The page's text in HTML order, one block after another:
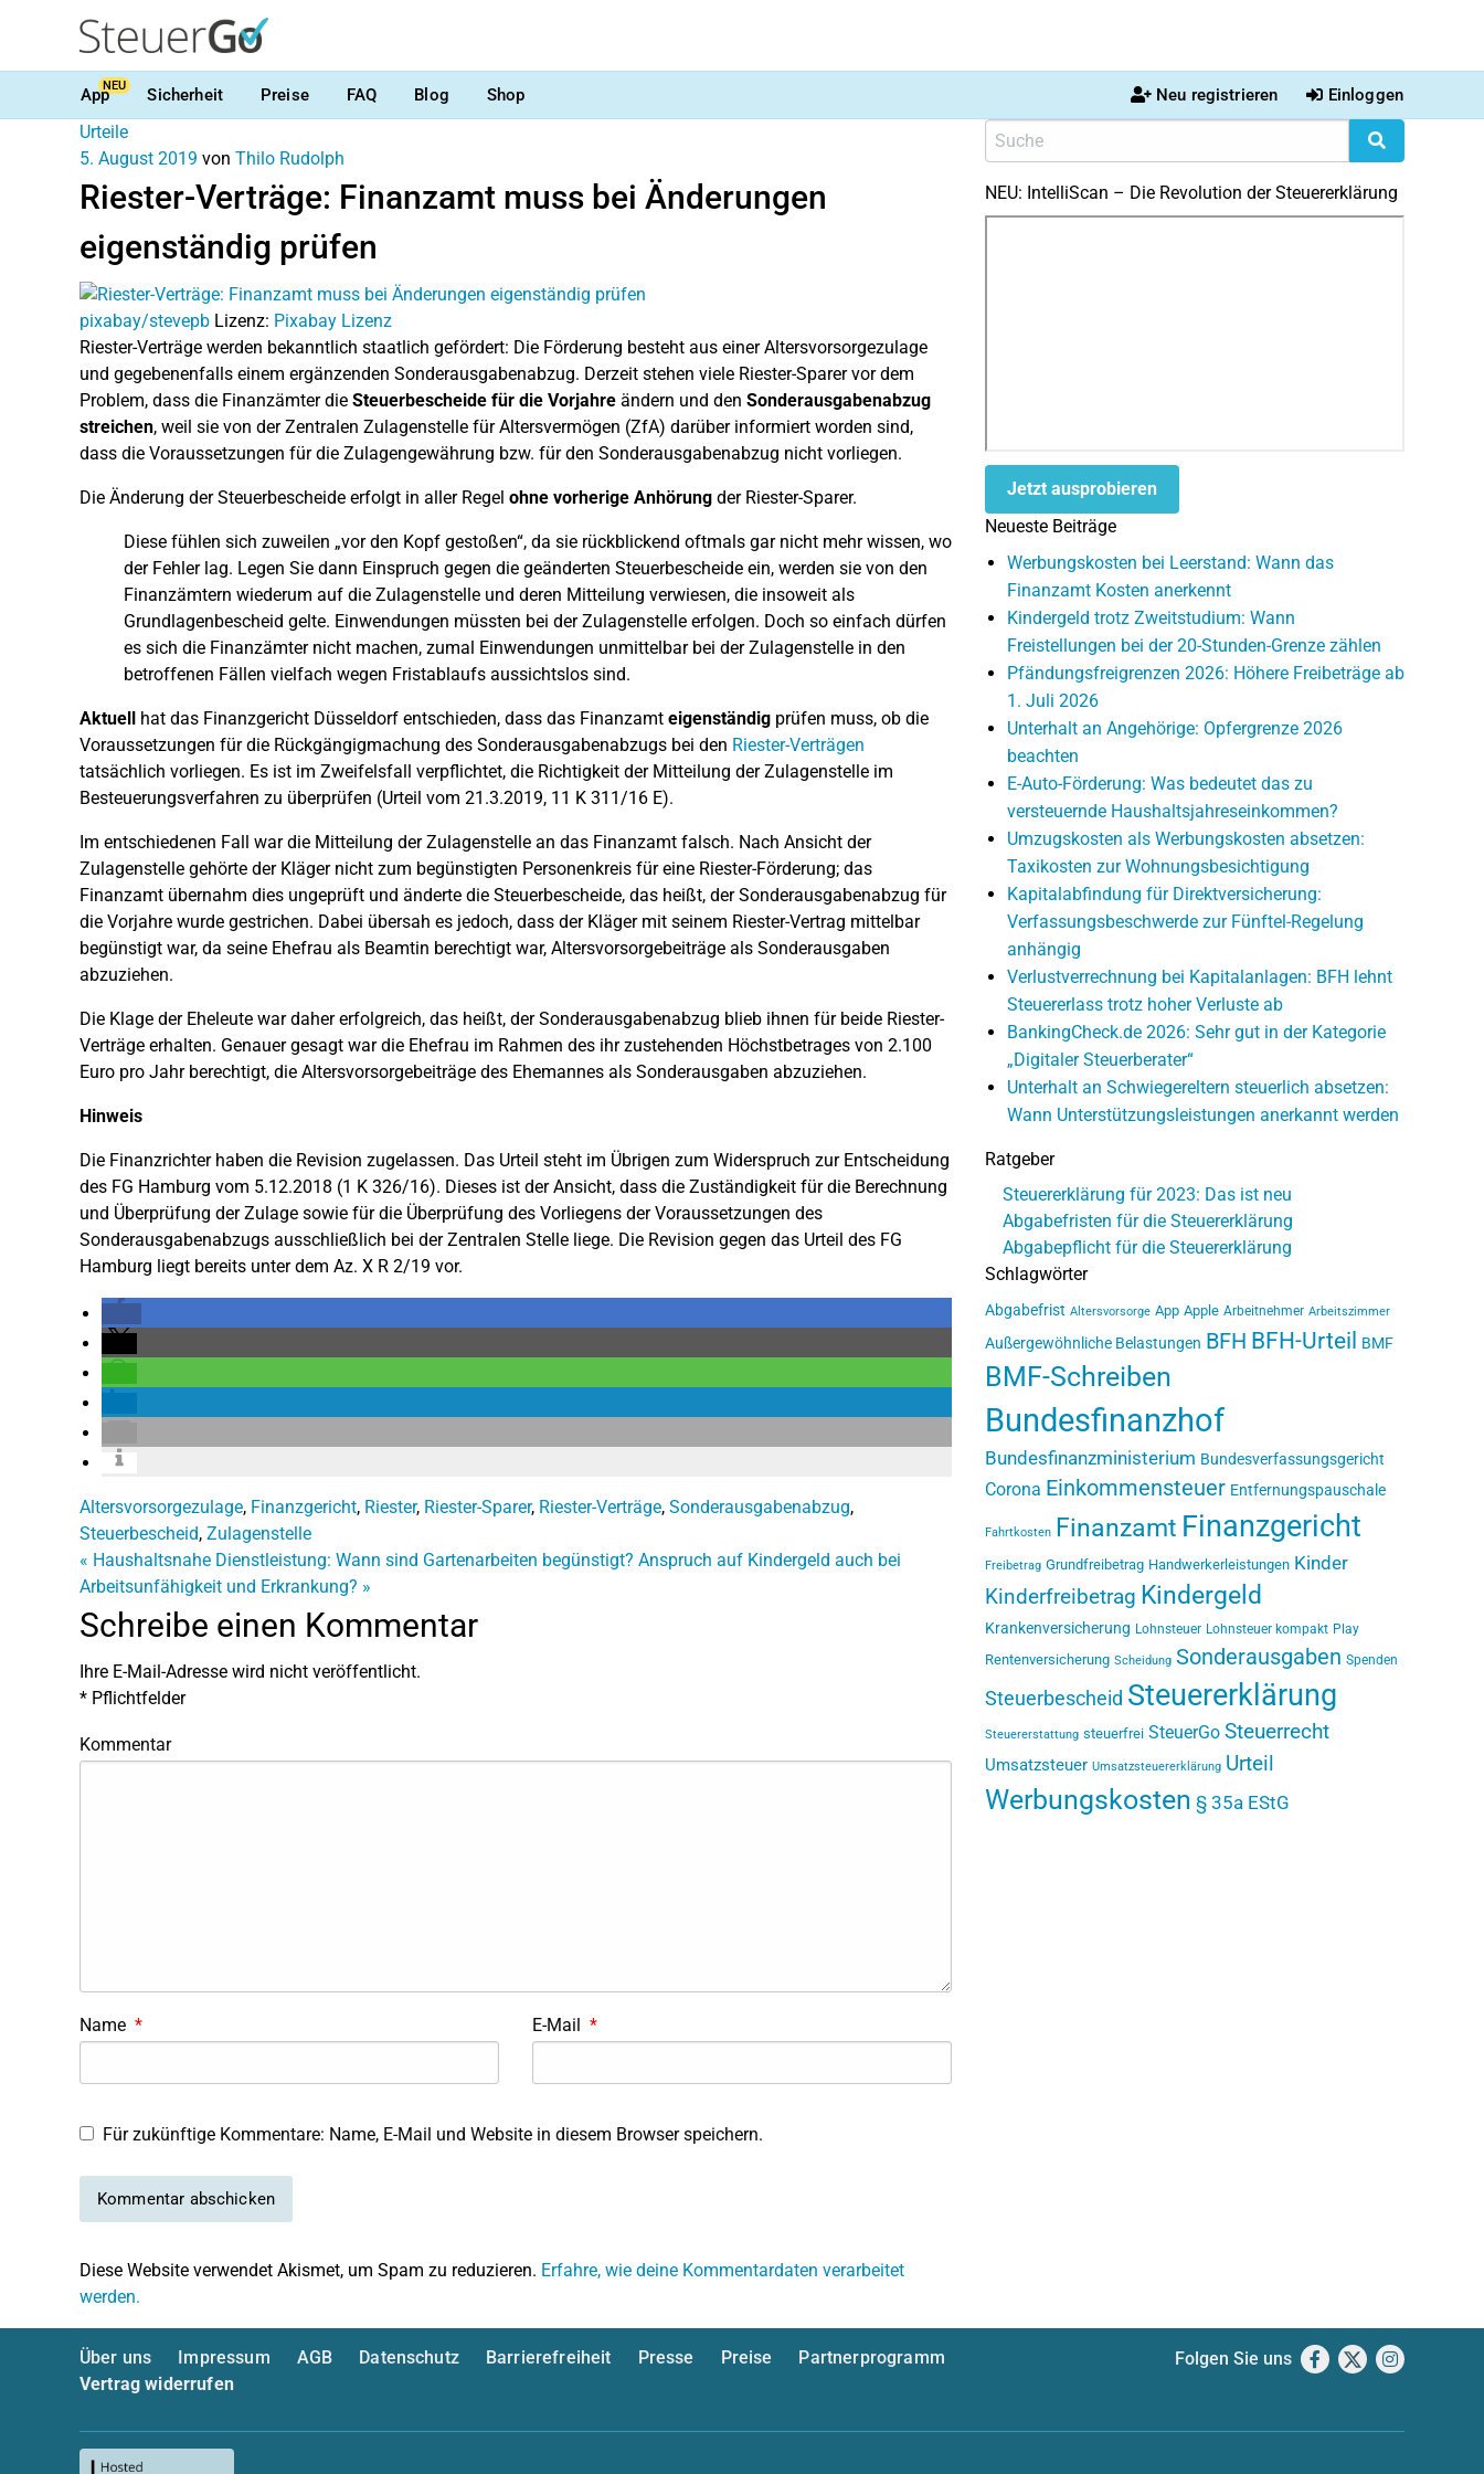
AppNEU Sicherheit Preise FAQ Blog Shop Neu registrieren Einloggen
Urteile
5. August 2019 von Thilo Rudolph
Riester-Verträge: Finanzamt muss bei Änderungen
eigenständig prüfen
pixabay/stevepb Lizenz: Pixabay Lizenz
Riester-Verträge werden bekanntlich staatlich gefördert: Die Förderung besteht aus einer Altersvorsorgezulage
und gegebenenfalls einem ergänzenden Sonderausgabenabzug. Derzeit stehen viele Riester-Sparer vor dem
Problem, dass die Finanzämter die Steuerbescheide für die Vorjahre ändern und den Sonderausgabenabzug
streichen, weil sie von der Zentralen Zulagenstelle für Altersvermögen (ZfA) darüber informiert worden sind,
dass die Voraussetzungen für die Zulagengewährung bzw. für den Sonderausgabenabzug nicht vorliegen.
Die Änderung der Steuerbescheide erfolgt in aller Regel ohne vorherige Anhörung der Riester-Sparer.
Diese fühlen sich zuweilen „vor den Kopf gestoßen“, da sie rückblickend oftmals gar nicht mehr wissen, wo
der Fehler lag. Legen Sie dann Einspruch gegen die geänderten Steuerbescheide ein, werden sie von den
Finanzämtern wiederum auf die Zulagenstelle und deren Mitteilung verwiesen, die insoweit als
Grundlagenbescheid gelte. Einwendungen müssten bei der Zulagenstelle erfolgen. Doch so einfach dürfen
es sich die Finanzämter nicht machen, zumal Einwendungen unmittelbar bei der Zulagenstelle in den
betroffenen Fällen vielfach wegen Fristablaufs aussichtslos sind.
Aktuell hat das Finanzgericht Düsseldorf entschieden, dass das Finanzamt eigenständig prüfen muss, ob die
Voraussetzungen für die Rückgängigmachung des Sonderausgabenabzugs bei den Riester-Verträgen
tatsächlich vorliegen. Es ist im Zweifelsfall verpflichtet, die Richtigkeit der Mitteilung der Zulagenstelle im
Besteuerungsverfahren zu überprüfen (Urteil vom 21.3.2019, 11 K 311/16 E).
Im entschiedenen Fall war die Mitteilung der Zulagenstelle an das Finanzamt falsch. Nach Ansicht der
Zulagenstelle gehörte der Kläger nicht zum begünstigten Personenkreis für eine Riester-Förderung; das
Finanzamt übernahm dies ungeprüft und änderte die Steuerbescheide, das heißt, der Sonderausgabenabzug für
die Vorjahre wurde gestrichen. Dabei übersah es jedoch, dass der Kläger mit seinem Riester-Vertrag mittelbar
begünstigt war, da seine Ehefrau als Beamtin berechtigt war, Altersvorsorgebeiträge als Sonderausgaben
abzuziehen.
Die Klage der Eheleute war daher erfolgreich, das heißt, der Sonderausgabenabzug blieb ihnen für beide Riester-
Verträge erhalten. Genauer gesagt war die Ehefrau im Rahmen des ihr zustehenden Höchstbetrages von 2.100
Euro pro Jahr berechtigt, die Altersvorsorgebeiträge des Ehemannes als Sonderausgaben abzuziehen.
Hinweis
Die Finanzrichter haben die Revision zugelassen. Das Urteil steht im Übrigen zum Widerspruch zur Entscheidung
des FG Hamburg vom 5.12.2018 (1 K 326/16). Dieses ist der Ansicht, dass die Zuständigkeit für die Berechnung
und Überprüfung der Zulage sowie für die Überprüfung des Vorliegens der Voraussetzungen des
Sonderausgabenabzugs ausschließlich bei der Zentralen Stelle liege. Die Revision gegen das Urteil des FG
Hamburg liegt bereits unter dem Az. X R 2/19 vor.
Altersvorsorgezulage, Finanzgericht, Riester, Riester-Sparer, Riester-Verträge, Sonderausgabenabzug,
Steuerbescheid, Zulagenstelle
« Haushaltsnahe Dienstleistung: Wann sind Gartenarbeiten begünstigt? Anspruch auf Kindergeld auch bei
Arbeitsunfähigkeit und Erkrankung? »
Schreibe einen Kommentar
Ihre E-Mail-Adresse wird nicht veröffentlicht.
* Pflichtfelder
Kommentar
Name * E-Mail *
Für zukünftige Kommentare: Name, E-Mail und Website in diesem Browser speichern.
Diese Website verwendet Akismet, um Spam zu reduzieren. Erfahre, wie deine Kommentardaten verarbeitet
werden.
NEU: IntelliScan – Die Revolution der Steuererklärung
Jetzt ausprobieren
Neueste Beiträge
Werbungskosten bei Leerstand: Wann das
Finanzamt Kosten anerkennt
Kindergeld trotz Zweitstudium: Wann
Freistellungen bei der 20-Stunden-Grenze zählen
Pfändungsfreigrenzen 2026: Höhere Freibeträge ab
1. Juli 2026
Unterhalt an Angehörige: Opfergrenze 2026
beachten
E-Auto-Förderung: Was bedeutet das zu
versteuernde Haushaltsjahreseinkommen?
Umzugskosten als Werbungskosten absetzen:
Taxikosten zur Wohnungsbesichtigung
Kapitalabfindung für Direktversicherung:
Verfassungsbeschwerde zur Fünftel-Regelung
anhängig
Verlustverrechnung bei Kapitalanlagen: BFH lehnt
Steuererlass trotz hoher Verluste ab
BankingCheck.de 2026: Sehr gut in der Kategorie
„Digitaler Steuerberater“
Unterhalt an Schwiegereltern steuerlich absetzen:
Wann Unterstützungsleistungen anerkannt werden
Ratgeber
Steuererklärung für 2023: Das ist neu
Abgabefristen für die Steuererklärung
Abgabepflicht für die Steuererklärung
Schlagwörter
Abgabefrist Altersvorsorge App Apple Arbeitnehmer Arbeitszimmer
Außergewöhnliche Belastungen BFH BFH-Urteil BMF
BMF-Schreiben
Bundesfinanzhof
Bundesfinanzministerium Bundesverfassungsgericht
Corona Einkommensteuer Entfernungspauschale
Fahrtkosten Finanzamt Finanzgericht
Freibetrag Grundfreibetrag Handwerkerleistungen Kinder
Kinderfreibetrag Kindergeld
Krankenversicherung Lohnsteuer Lohnsteuer kompakt Play
Rentenversicherung Scheidung Sonderausgaben Spenden
Steuerbescheid Steuererklärung
Steuererstattung steuerfrei SteuerGo Steuerrecht
Umsatzsteuer Umsatzsteuererklärung Urteil
Werbungskosten § 35a EStG
Über uns Impressum AGB Datenschutz Barrierefreiheit Presse Preise
Partnerprogramm
Vertrag widerrufen
Folgen Sie uns Facebook
X Instagram